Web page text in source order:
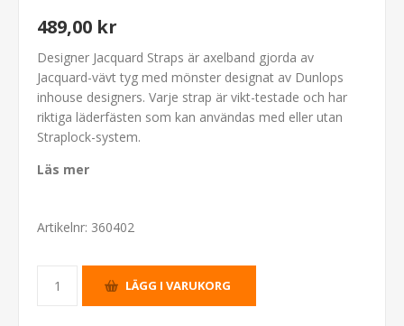
489,00 kr
Designer Jacquard Straps är axelband gjorda av
Jacquard-vävt tyg med mönster designat av Dunlops
inhouse designers. Varje strap är vikt-testade och har
riktiga läderfästen som kan användas med eller utan
Straplock-system.
Läs mer
Artikelnr: 360402